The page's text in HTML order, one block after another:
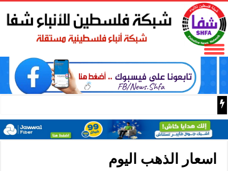
بلدية البيرة تحتضن حفل إشهار وتوقيع رواية مخاض الرصاص
اسعار الذهب اليوم